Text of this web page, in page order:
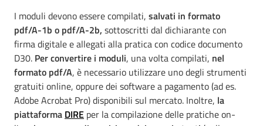
I moduli devono essere compilati, salvati in formato
pdf/A-1b o pdf/A-2b, sottoscritti dal dichiarante con
firma digitale e allegati alla pratica con codice documento
D30. Per convertire i moduli, una volta compilati, nel
formato pdf/A, è necessario utilizzare uno degli strumenti
gratuiti online, oppure dei software a pagamento (ad es.
Adobe Acrobat Pro) disponibili sul mercato. Inoltre, la
piattaforma DIRE per la compilazione delle pratiche on-